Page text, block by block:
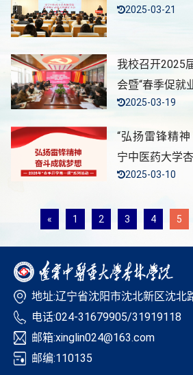
2025-03-21
我校召开2025
会暨“春季促就
2025-03-19
“弘扬雷锋精
宁中医药大学
2025-03-10
« 1 2 3 4 5
地址:辽宁省沈阳市沈北新区沈北
电话:024-31679905/31919118
邮箱:xinglin024@163.com
邮编:110135